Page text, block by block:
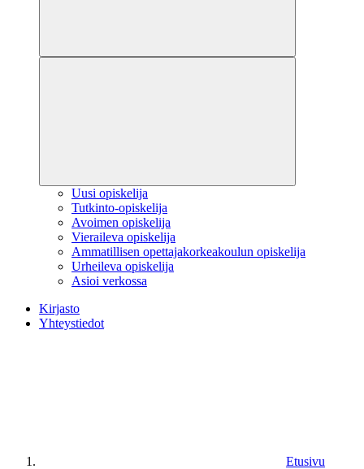
Uusi opiskelija
Tutkinto-opiskelija
Avoimen opiskelija
Vieraileva opiskelija
Ammatillisen opettajakorkeakoulun opiskelija
Urheileva opiskelija
Asioi verkossa
Kirjasto
Yhteystiedot
Etusivu